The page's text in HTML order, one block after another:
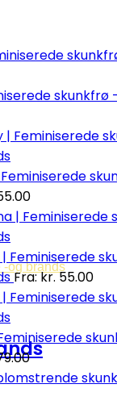
og brands
skunkfrø
Feminiserede
Fra:kr.55.00